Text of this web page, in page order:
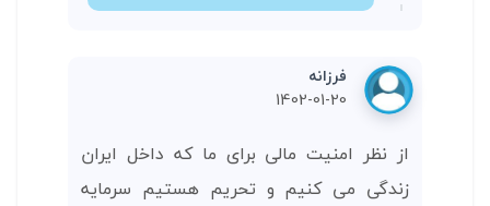
فرزانه
1402-01-20
از نظر امنیت مالی برای ما که داخل ایران
زندگی می کنیم و تحریم هستیم سرمایه